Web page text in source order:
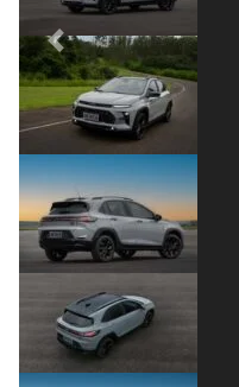
Previous